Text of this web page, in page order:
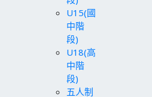
U15(國
中階
段)
U18(高
中階
段)
五人制